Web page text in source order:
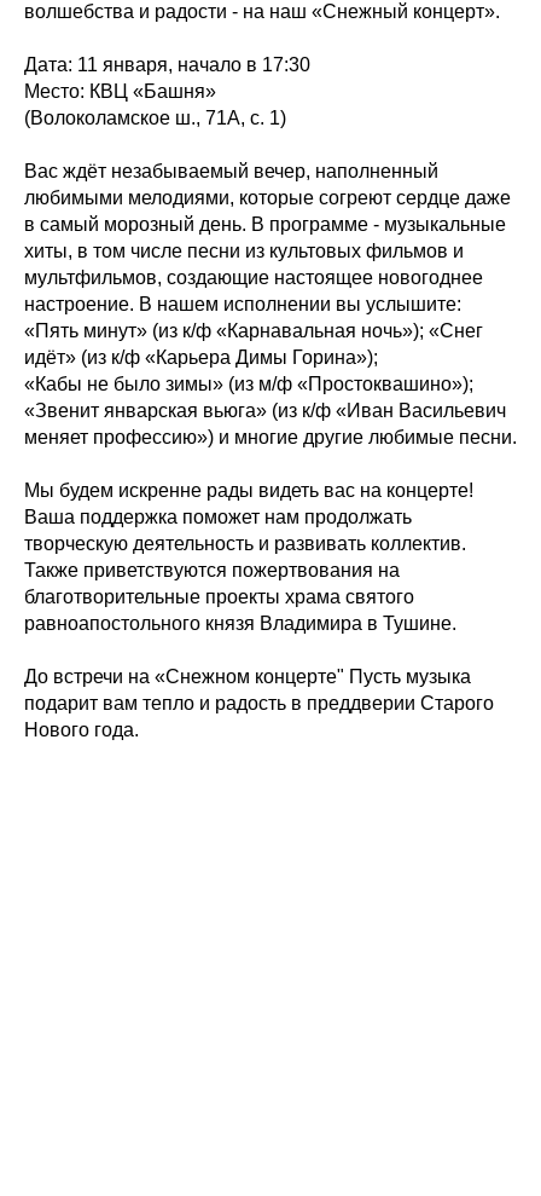
волшебства и радости - на наш «Снежный концерт».
Дата: 11 января, начало в 17:30
Место: КВЦ «Башня»
(Волоколамское ш., 71А, с. 1)
Вас ждёт незабываемый вечер, наполненный
любимыми мелодиями, которые согреют сердце даже
в самый морозный день. В программе - музыкальные
хиты, в том числе песни из культовых фильмов и
мультфильмов, создающие настоящее новогоднее
настроение. В нашем исполнении вы услышите:
«Пять минут» (из к/ф «Карнавальная ночь»); «Снег
идёт» (из к/ф «Карьера Димы Горина»);
«Кабы не было зимы» (из м/ф «Простоквашино»);
«Звенит январская вьюга» (из к/ф «Иван Васильевич
меняет профессию») и многие другие любимые песни.
Мы будем искренне рады видеть вас на концерте!
Ваша поддержка поможет нам продолжать
творческую деятельность и развивать коллектив.
Также приветствуются пожертвования на
благотворительные проекты храма святого
равноапостольного князя Владимира в Тушине.
До встречи на «Снежном концерте" Пусть музыка
подарит вам тепло и радость в преддверии Старого
Нового года.